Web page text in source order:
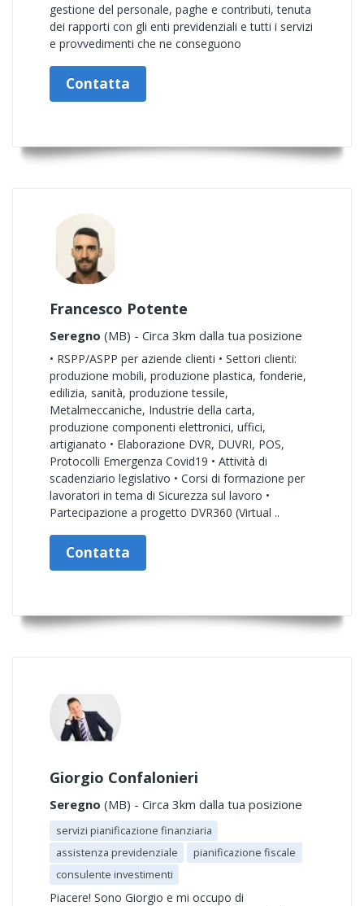
gestione del personale, paghe e contributi, tenuta
dei rapporti con gli enti previdenziali e tutti i servizi
e provvedimenti che ne conseguono
Contatta
Francesco Potente
Seregno (MB) - Circa 3km dalla tua posizione
• RSPP/ASPP per aziende clienti • Settori clienti:
produzione mobili, produzione plastica, fonderie,
edilizia, sanità, produzione tessile,
Metalmeccaniche, Industrie della carta,
produzione componenti elettronici, uffici,
artigianato • Elaborazione DVR, DUVRI, POS,
Protocolli Emergenza Covid19 • Attività di
scadenziario legislativo • Corsi di formazione per
lavoratori in tema di Sicurezza sul lavoro •
Partecipazione a progetto DVR360 (Virtual ..
Contatta
Giorgio Confalonieri
Seregno (MB) - Circa 3km dalla tua posizione
servizi pianificazione finanziaria
assistenza previdenziale
pianificazione fiscale
consulente investimenti
Piacere! Sono Giorgio e mi occupo di